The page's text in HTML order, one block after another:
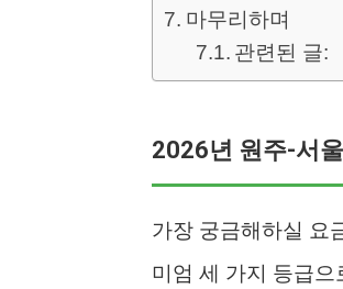
마무리하며
관련된 글:
2026년 원주-서
가장 궁금해하실 요
미엄 세 가지 등급